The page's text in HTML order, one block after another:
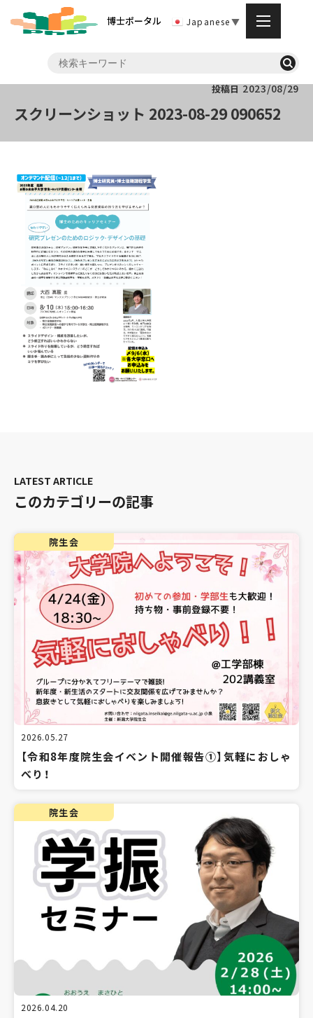
博士ポータル Japanese▼
投稿日 2023/08/29
スクリーンショット 2023-08-29 090652
このカテゴリーの記事
院生会
2026.05.27
【令和8年度院生会イベント開催報告①】気軽におしゃ
べり！
院生会
2026.04.20